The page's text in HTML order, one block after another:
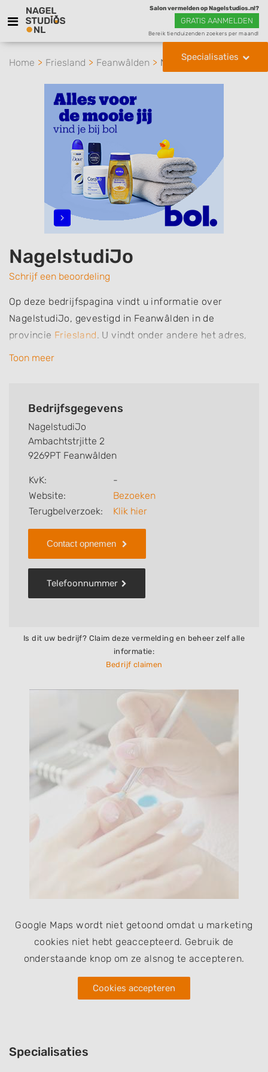
Salon vermelden op Nagelstudios.nl?
GRATIS AANMELDEN
Bereik tienduizenden zoekers per maand!
Specialisaties
Home Friesland Feanwâlden NagelstudiJo
NagelstudiJo
Schrijf een beoordeling
Op deze bedrijfspagina vindt u informatie over
NagelstudiJo, gevestigd in Feanwâlden in de
provincie Friesland. U vindt onder andere het adres,
de plaats, het telefoonnummer en openingstijden.
weet u welke behandelingen NagelstudiJo voor u kan
achterlaten.
Zoekt u een andere nagelstudio? Zoek dan in
Feanwâlden
Toon meer
Bedrijfsgegevens
NagelstudiJo
Ambachtstrjitte 2
9269PT Feanwâlden
KvK:
-
Website:
Bezoeken
Terugbelverzoek:
Klik hier
Contact opnemen
Telefoonnummer
Is dit uw bedrijf? Claim deze vermelding en beheer zelf alle
informatie:
Bedrijf claimen
Google Maps wordt niet getoond omdat u marketing
cookies niet hebt geaccepteerd. Gebruik de
onderstaande knop om ze alsnog te accepteren.
Cookies accepteren
Specialisaties